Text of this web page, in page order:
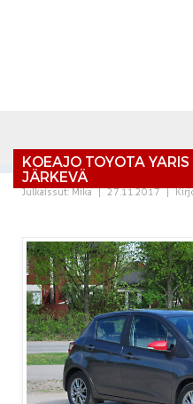
KOEAJO TOYOTA
JÄRKEVÄ
Julkaissut:Mika | 27.11.2017 |